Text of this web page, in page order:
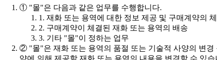
① "몰"은 다음과 같은 업무를 수행합니다.
1. 재화 또는 용역에 대한 정보 제공 및 구매계약의
2. 구매계약이 체결된 재화 또는 용역의 배송
3. 기타 "몰"이 정하는 업무